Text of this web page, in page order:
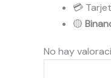
💳
🟡
No hay